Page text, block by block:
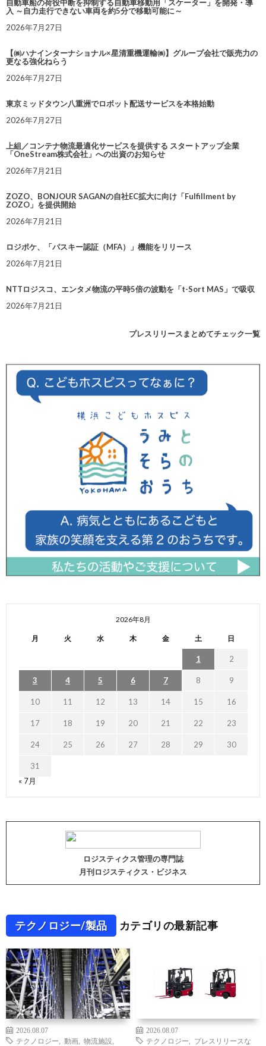
自動車船の荷役中断を抑制する自動車移動用「スケーター」を開発・導
入 ～自力走行できない車両を約5分で移動可能に～
2026年7月27日
【㈱ハナインターナショナル×星清重機運輸㈱】グループ会社で販売力の
更なる強化ねらう
2026年7月27日
東京ミッドタウン八重洲でロボット配送サービスを本格始動
2026年7月27日
上組／コンテナ物流最適化サービスを提供する スタートアップ企業
「OneStream株式会社」への出資のお知らせ
2026年7月21日
ZOZO、BONJOUR SAGANの自社EC拡大に向け「Fulfillment by
ZOZO」を提供開始
2026年7月21日
ロジポケ、「パスキー認証（MFA）」機能をリリース
2026年7月21日
NTTロジスコ、エンタメ物流の平時5倍の波動を「t-Sort MAS」で吸収
2026年7月21日
プレスリリースまとめてチェック一覧
2026年8月
月 火 水 木 金 土 日
1 2
3 4 5 6 7 8 9
10 11 12 13 14 15 16
17 18 19 20 21 22 23
24 25 26 27 28 29 30
31
« 7月
ロジスティクス管理の専門誌
月刊ロジスティクス・ビジネス
テクノロジー/製品 カテゴリの最新記事
2026.08.07
テクノロジー
動画 物流施設
2026.08.07
テクノロジー
プレスリリースな